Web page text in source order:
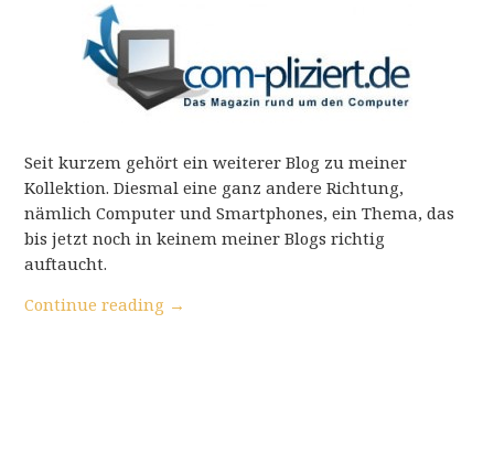
Seit kurzem gehört ein weiterer Blog zu meiner
Kollektion. Diesmal eine ganz andere Richtung,
nämlich Computer und Smartphones, ein Thema, das
bis jetzt noch in keinem meiner Blogs richtig
auftaucht.
Continue reading →